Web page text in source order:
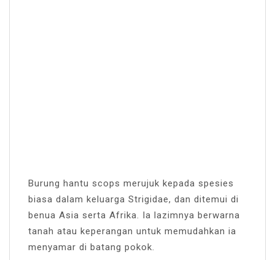
Burung hantu scops merujuk kepada spesies
biasa dalam keluarga Strigidae, dan ditemui di
benua Asia serta Afrika. Ia lazimnya berwarna
tanah atau keperangan untuk memudahkan ia
menyamar di batang pokok.